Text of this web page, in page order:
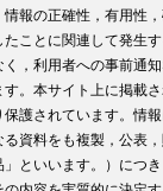
報の正確性，有用性
ことに関連して発生
，利用者への事前通
。本サイト上に掲載
護されています。情
資料をも複製，公表
といいます。）につ